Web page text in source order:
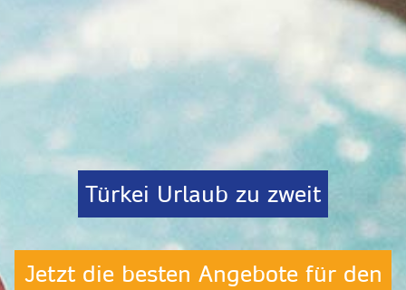
Türkei Urlaub zu zweit
Jetzt die besten Angebote für den